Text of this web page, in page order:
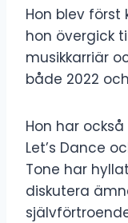
Hon blev först
hon övergick
musikkarriär
både 2022
Hon har
Let’s Dance
Tone har
diskutera